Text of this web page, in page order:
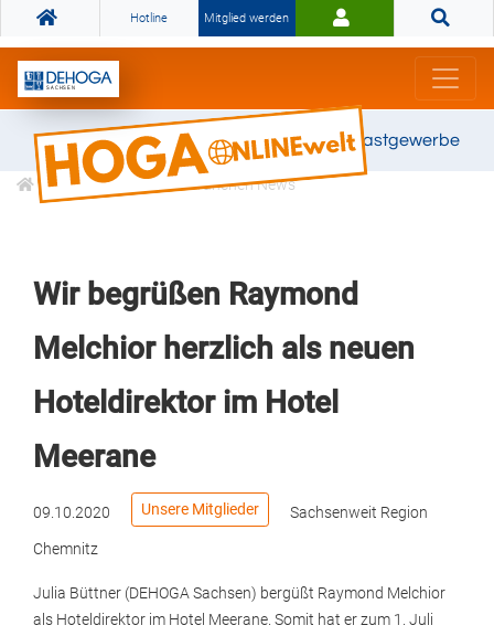
Hotline Mitglied werden
Gemeinsam stark für das Gastgewerbe
Informationen Branchen News
Wir begrüßen Raymond
Melchior herzlich als neuen
Hoteldirektor im Hotel
Meerane
09.10.2020 Unsere Mitglieder Sachsenweit Region
Chemnitz
Julia Büttner (DEHOGA Sachsen) bergüßt Raymond Melchior
als Hoteldirektor im Hotel Meerane. Somit hat er zum 1. Juli